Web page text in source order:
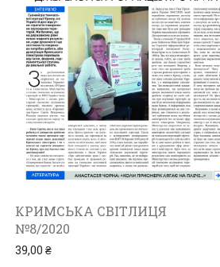
КРИМСЬКА СВІТЛИЦЯ
№8/2020
39,00 ₴